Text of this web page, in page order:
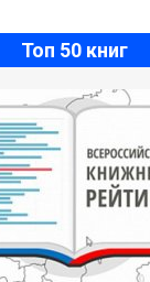
Топ 50 книг